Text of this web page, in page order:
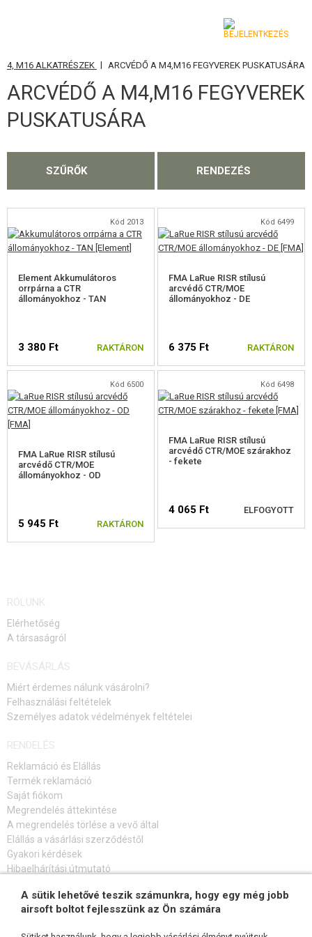
KATEGÓRIA
AIRSOFT FEGYVEREK
GRÁNÁTVETŐK, GRÁNÁTOK
AKKUMULÁTOROK, TÖLTŐK
SZEMÜVEGEK, MASZKOK
ÁLCÁZÁS, FESTÉK, SZALAG
RÁDIÓS, FEJHALLGATÓ, KAMERÁK
KIEGÉSZÍTŐK, HORDSZÍJAK
PÓTALKATRÉSZEK FEGYVEREKHEZ
ELEKTROMOS FEGYVEREKHEZ - BELTÉRI
ELEKTROMOS FEGYVEREKHEZ - KÜLSŐ
M4, M16 KÜLSŐ FEGYVERCSÖVEK
PUSKATUSOK A M4, M16-HOZ
ARCVÉDŐ A M4,M16 FEGYVEREK PUSKATUSÁRA
M4 TELJES, PORVÉDŐ
M4,M16 LÖVÉS ÁTKAPCSOLÓ
TÁRAKASZTÓ A M4, M16-HOZ
M4 CSAVARRÖGZÍTŐK
ÉKEK, CSAPOK A M4, M16-HOZ
TOVÁBBI ALKATRÉSZEK A M4-HOZ
M4, M16 ALKATRÉSZEK | ARCVÉDŐ A M4,M16 FEGYVEREK PUSKATUSÁRA
ARCVÉDŐ A M4,M16 FEGYVEREK
PUSKATUSÁRA
SZŰRŐK RENDEZÉS
Kód 2013
Element Akkumulátoros
orrpárna a CTR
állományokhoz - TAN
3 380 Ft RAKTÁRON
Kód 6499
FMA LaRue RISR stílusú
arcvédő CTR/MOE
állományokhoz - DE
6 375 Ft RAKTÁRON
Kód 6500
FMA LaRue RISR stílusú
arcvédő CTR/MOE
állományokhoz - OD
5 945 Ft RAKTÁRON
Kód 6498
FMA LaRue RISR stílusú
arcvédő CTR/MOE szárakhoz
- fekete
4 065 Ft ELFOGYOTT
RÓLUNK
Elérhetőség
A társaságról
BEVÁSÁRLÁS
Miért érdemes nálunk vásárolni?
Felhasználási feltételek
Személyes adatok védelmények feltételei
RENDELÉS
Reklamáció és Elállás
Termék reklamáció
Saját fiókom
Megrendelés áttekintése
A megrendelés törlése a vevő által
Elállás a vásárlási szerződéstől
Gyakori kérdések
Hibaelhárítási útmutató
FELIRATKOZÁS HÍRLEVÉLRE
A sütik lehetővé teszik számunkra, hogy egy még jobb
airsoft boltot fejlesszünk az Ön számára